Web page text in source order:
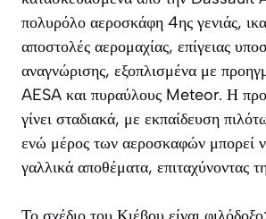
πολυρόλο αεροσκάφη 4ης γενιάς,
αποστολές αερομαχίας, επίγειας
αναγνώρισης, εξοπλισμένα με
AESA και πυραύλους Meteor. Η
γίνει σταδιακά, με εκπαίδευση
ενώ μέρος των αεροσκαφών μπορεί
γαλλικά αποθέματα, επιταχύνοντας